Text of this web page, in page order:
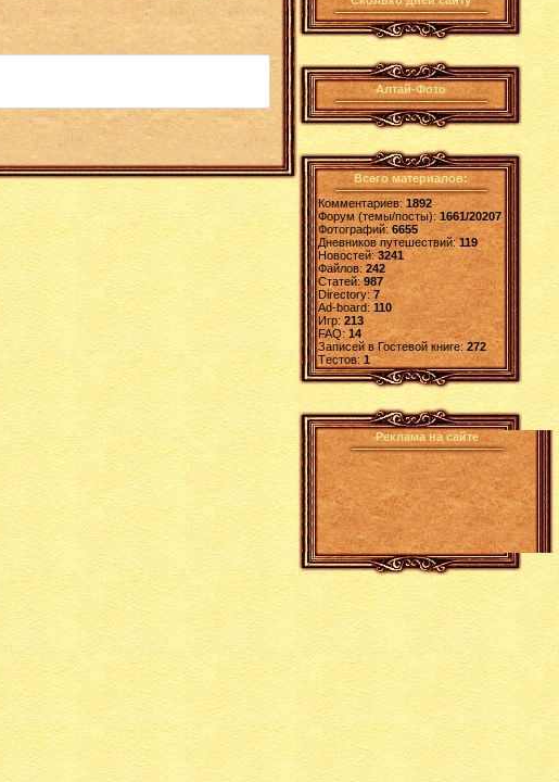
Алтай-Фото
Всего материалов:
Комментариев: 1892
Форум (темы/посты):1661/20207
Фотографий:6655
Дневников путешествий:119
Новостей:3241
Файлов: 242
Статей:987
Directory: 7
Ad-board:110
Игр: 213
FAQ:14
Записей в Гостевой книге:272
Tестов: 1
Реклама на сайте